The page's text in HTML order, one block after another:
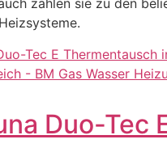
zählen sie zu den
Duo-Tec